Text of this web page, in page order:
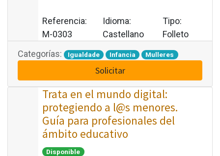
Referencia:
M-0303
Idioma:
Castellano
Tipo:
Folleto
Categorías:
Igualdade Infancia Mulleres
Solicitar
Trata en el mundo digital:
protegiendo a l@s menores.
Guía para profesionales del
ámbito educativo
Disponible